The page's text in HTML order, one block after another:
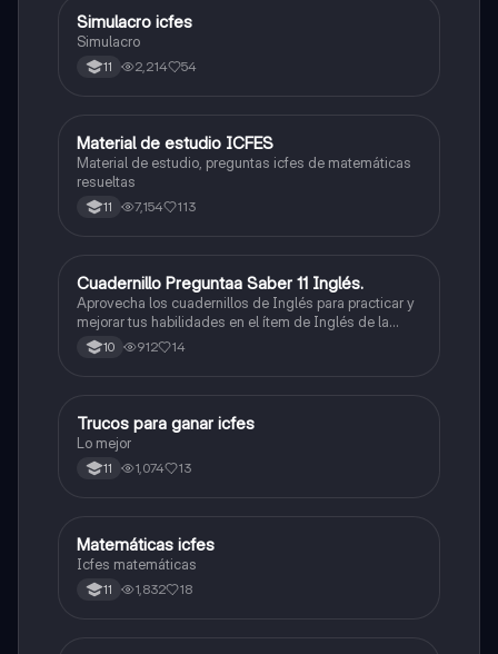
ICFES: Lectura Crítica
Simulacro icfes
Simulacro
11 2,214 54
ICFES: Matemáticas
Material de estudio ICFES
Material de estudio, preguntas icfes de matemáticas
resueltas
11 7,154 113
ICFES: Inglés
Cuadernillo Preguntaa Saber 11 Inglés.
Aprovecha los cuadernillos de Inglés para practicar y
mejorar tus habilidades en el ítem de Inglés de la
Prueba Saber 11. 🫡
10 912 14
Química
Trucos para ganar icfes
Lo mejor
11 1,074 13
ICFES: Matemáticas
Matemáticas icfes
Icfes matemáticas
11 1,832 18